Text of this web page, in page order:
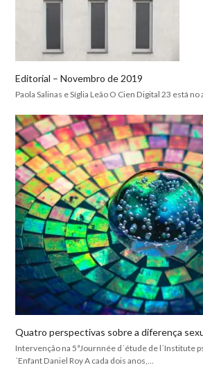
Editorial – Novembro de 2019
Paola Salinas e Síglia Leão O Cien Digital 23 está
Quatro perspectivas sobre a diferença
Intervenção na 5ªJournnée d´étude de l´Institute
´Enfant Daniel Roy A cada dois anos,…